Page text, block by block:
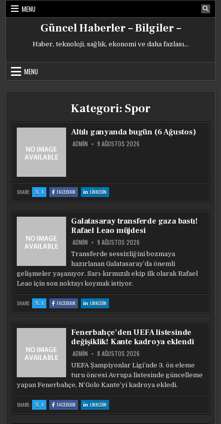
Skip
MENU
Güncel Haberler – Bilgiler –
Haber, teknoloji, sağlık, ekonomi ve daha fazlası…
MENU
Kategori: Spor
Altılı ganyanda bugün (6 Ağustos)
ADMIN 9 AĞUSTOS 2026
SHARE: X:
ALTILI
GANYANDA
(6
AĞUSTOS)
FACEBOOK:
ALTILI
GANYANDA
(6
LINKEDIN
ALTILI
GANYANDA
(6
Galatasaray transferde gaza bastı!
Rafael Leao müjdesi
ADMIN 9 AĞUSTOS 2026
Transferde sessizliğini bozmaya
hazırlanan Galatasaray’da önemli
gelişmeler yaşanıyor. Sarı-kırmızılı ekip ilk olarak Rafael
Leao için son noktayı koymak istiyor.
SHARE: X:
GALATASARAY
TRANSFERDE
BASTI!
RAFAEL
FACEBOOK:
GALATASARAY
TRANSFERDE
BASTI!
LEAO
MÜJDESI
LINKEDIN
GALATASARAY
TRANSFERDE
BASTI!
LEAO
MÜJDESI
Fenerbahçe’den UEFA listesinde
değişiklik! Kante kadroya eklendi
ADMIN 8 AĞUSTOS 2026
UEFA Şampiyonlar Ligi’nde 3. ön eleme
turu öncesi Avrupa listesinde güncelleme
yapan Fenerbahçe, N’Golo Kante’yi kadroya ekledi.
SHARE: X:
FENERBAHÇE’DEN
UEFA
FACEBOOK:
FENERBAHÇE’DEN
UEFA
LINKEDIN
FENERBAHÇE’DEN
UEFA